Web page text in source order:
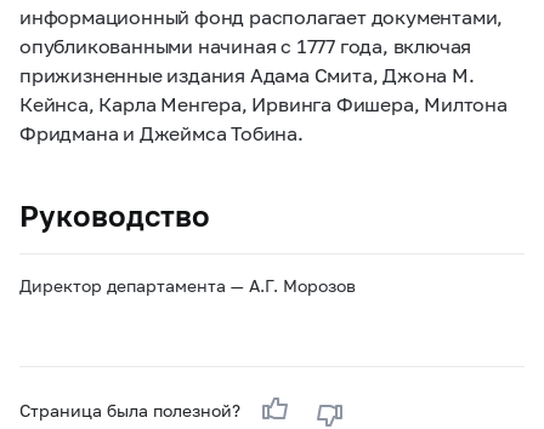
информационный фонд располагает документами,
опубликованными начиная с 1777 года, включая
прижизненные издания Адама Смита, Джона М.
Кейнса, Карла Менгера, Ирвинга Фишера, Милтона
Фридмана и Джеймса Тобина.
Руководство
Директор департамента — А.Г. Морозов
Страница была полезной?